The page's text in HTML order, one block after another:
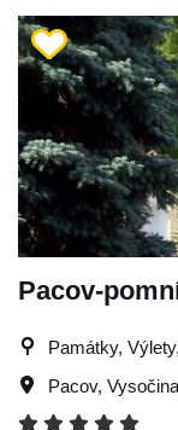
Pacov-
Památky,
Pacov, Vysočina